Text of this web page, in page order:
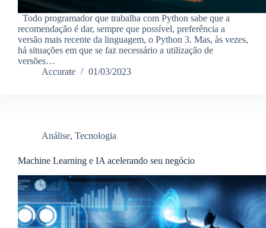
Todo programador que trabalha com Python sabe que a
recomendação é dar, sempre que possível, preferência a
versão mais recente da linguagem, o Python 3. Mas, às vezes,
há situações em que se faz necessário a utilização de
versões…
Accurate
01/03/2023
Análise, Tecnologia
Machine Learning e IA acelerando seu negócio